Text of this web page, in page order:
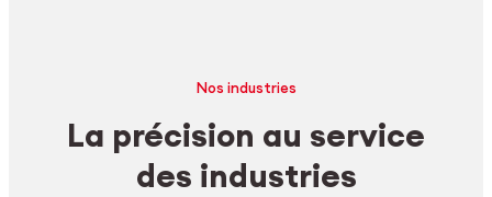
Nos industries
La précision au service
des industries